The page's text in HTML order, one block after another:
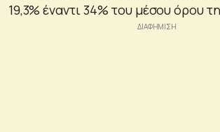
19,3% έναντι 34% του μέσου όρου